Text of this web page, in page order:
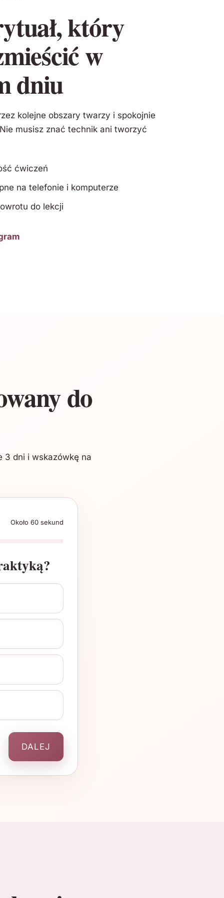
który
w
dniu
kolejne obszary twarzy i spokojnie
musisz znać technik ani tworzyć
ćwiczeń
na telefonie i komputerze
do lekcji
do
3 dni i wskazówkę na
Około 60 sekund
DALEJ